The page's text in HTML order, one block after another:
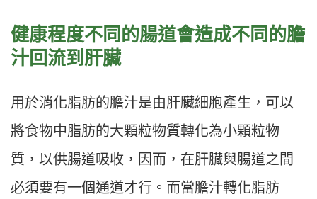
健康程度不同的腸道會造成不同的膽
汁回流到肝臟
用於消化脂肪的膽汁是由肝臟細胞產生，可以
將食物中脂肪的大顆粒物質轉化為小顆粒物
質，以供腸道吸收，因而，在肝臟與腸道之間
必須要有一個通道才行。而當膽汁轉化脂肪